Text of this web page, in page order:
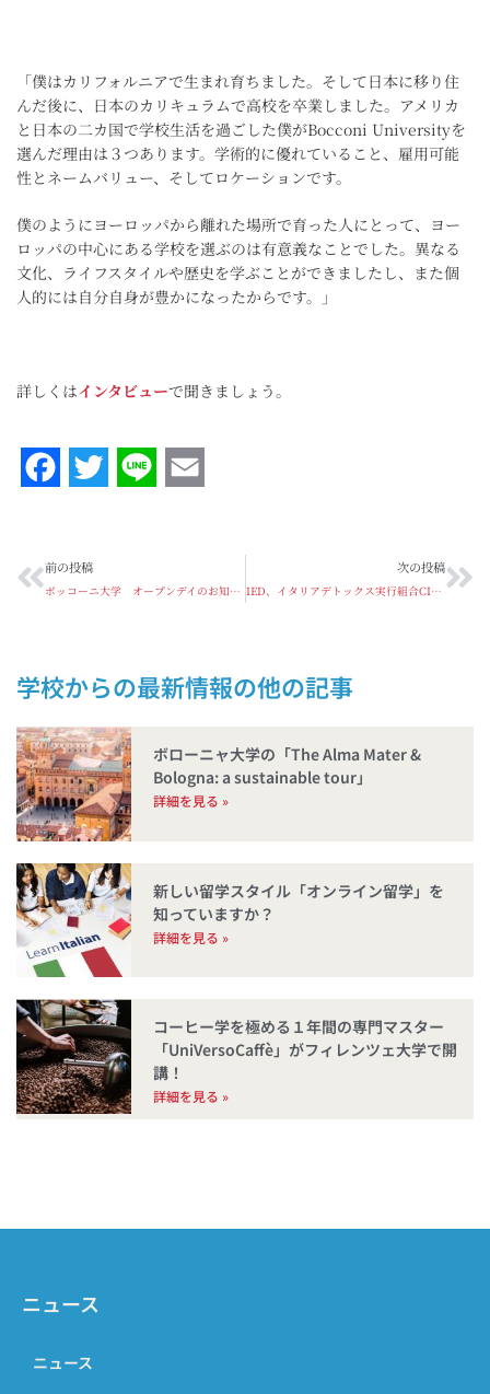
「僕はカリフォルニアで生まれ育ちました。そして日本に移り住
んだ後に、日本のカリキュラムで高校を卒業しました。アメリカ
と日本の二カ国で学校生活を過ごした僕がBocconi Universityを
選んだ理由は３つあります。学術的に優れていること、雇用可能
性とネームバリュー、そしてロケーションです。
僕のようにヨーロッパから離れた場所で育った人にとって、ヨー
ロッパの中心にある学校を選ぶのは有意義なことでした。異なる
文化、ライフスタイルや歴史を学ぶことができましたし、また個
人的には自分自身が豊かになったからです。」
詳しくはインタビューで聞きましょう。
Facebook
Twitter Line
前の投稿
ボッコーニ大学 オープンデイのお知らせ
次の投稿
IED、イタリアデトックス実行組合CID、グリーンピースイタリアが「タイム・イズ・ナウ」を発表
学校からの最新情報
ボローニャ大学の「The Alma Mater &
Bologna: a sustainable tour」
詳細を見る »
新しい留学スタイル「オンライン留学」を
知っていますか？
詳細を見る »
コーヒー学を極める１年間の専門マスター
「UniVersoCaffè」がフィレンツェ大学で開
講！
詳細を見る »
ニュース
ニュース